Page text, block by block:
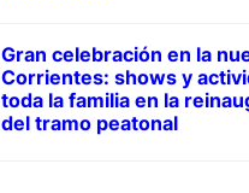
Gran celebración en la
Corrientes: shows y
toda la familia en la
del tramo peatonal